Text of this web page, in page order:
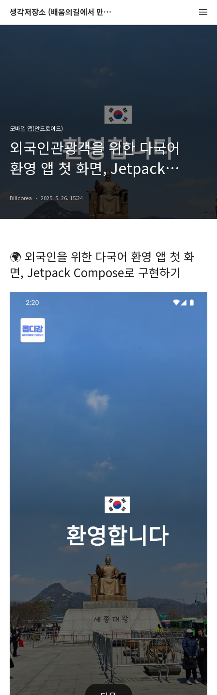
생각저장소 (배움의길에서 만나는 이야기)
모바일 앱(안드로이드)
외국인관광객을 위한 다국어
환영 앱 첫 화면, Jetpack
Compose로 구현하기
Billcorea 2025. 5. 26. 15:24
🌍 외국인을 위한 다국어 환영 앱 첫 화
면, Jetpack Compose로 구현하기